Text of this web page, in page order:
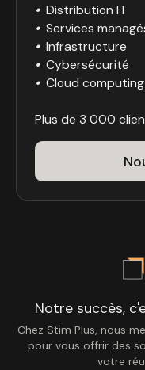
•Distribution IT
•Services
• Infrastructure
•Cybersécurité
•Cloud computing
Plus de 3 000
Notre succès,
Chez Stim Plus, nous
pour vous offrir des
votre